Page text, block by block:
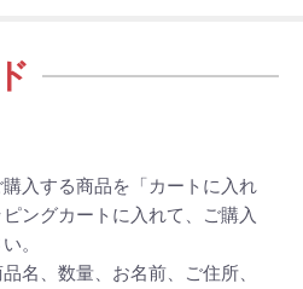
入する商品を「カートに入れ
ングカートに入れて、ご購入
。
名、数量、お名前、ご住所、